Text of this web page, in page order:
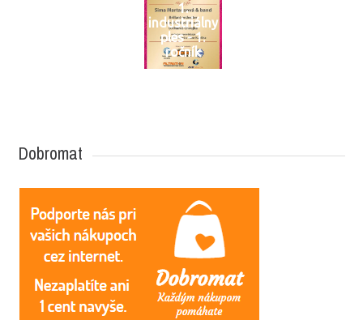
1.
industriálny
ples - 1.
ročník
Dobromat